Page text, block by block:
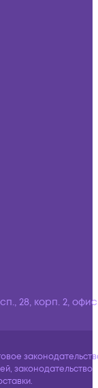
28, корп. 2,
законодательство